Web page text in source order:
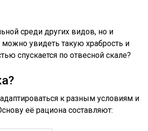
среди других видов, но и
увидеть такую храбрость и
спускается по отвесной скале?
к разным условиям и
её рациона составляют: